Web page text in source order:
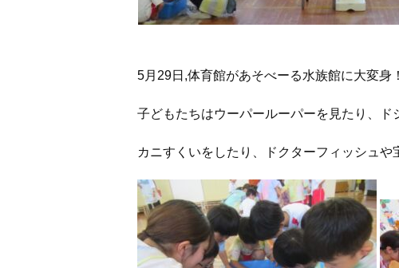
5月29日,体育館があそべーる水族館に大変身！
子どもたちはウーパールーパーを見たり、ド
カニすくいをしたり、ドクターフィッシュや